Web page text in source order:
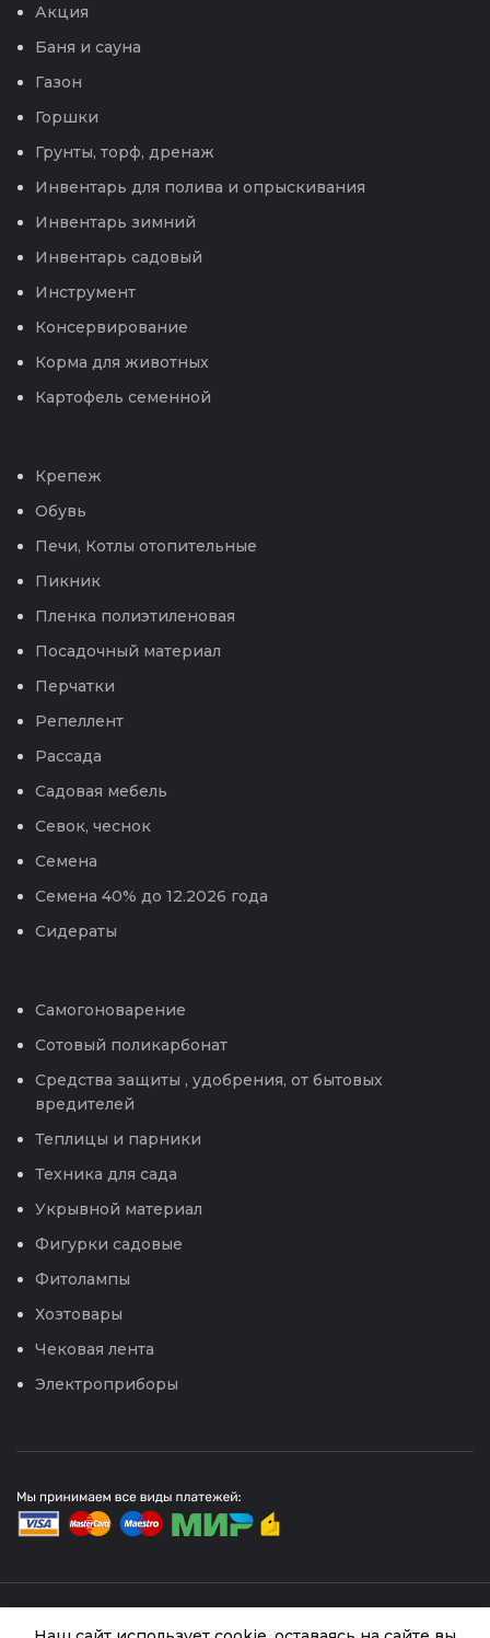
Акция
Баня и сауна
Газон
Горшки
Грунты, торф, дренаж
Инвентарь для полива и опрыскивания
Инвентарь зимний
Инвентарь садовый
Инструмент
Консервирование
Корма для животных
Картофель семенной
Крепеж
Обувь
Печи, Котлы отопительные
Пикник
Пленка полиэтиленовая
Посадочный материал
Перчатки
Репеллент
Рассада
Садовая мебель
Севок, чеснок
Семена
Семена 40% до 12.2026 года
Сидераты
Самогоноварение
Сотовый поликарбонат
Средства защиты , удобрения, от бытовых
вредителей
Теплицы и парники
Техника для сада
Укрывной материал
Фигурки садовые
Фитолампы
Хозтовары
Чековая лента
Электроприборы
© 2026Интернет магазин Успех. ИП Хрипунов Сергей
Александрович